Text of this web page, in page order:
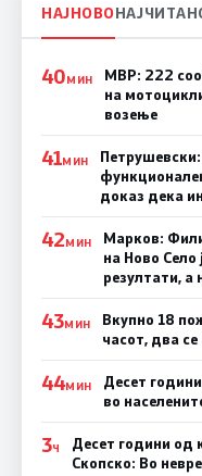
НАЈНОВО
40МИН
МВР: 222
на
возење
41МИН
доказ дека
42МИН
Марков:
на Ново Село
резултати, а
43МИН
Вкупно 18
часот, два
44МИН
Десет
во
3Ч
Десет години од
Скопско: Во